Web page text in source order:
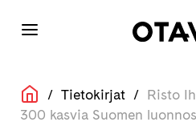
/ Tietokirjat/ Risto
300 kasvia Suomen